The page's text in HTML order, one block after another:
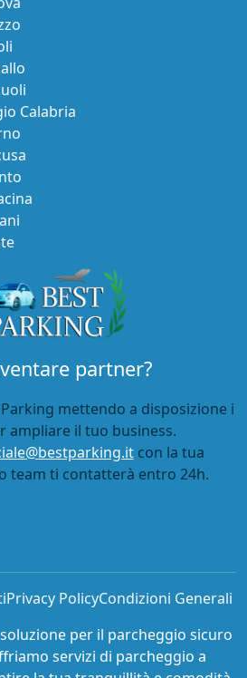
Calabria
partner?
mettendo a disposizione i
ampliare il tuo business.
con la tua
team ti contatterà entro 24h.
Privacy PolicyCondizioni Generali
per il parcheggio sicuro
servizi di parcheggio a